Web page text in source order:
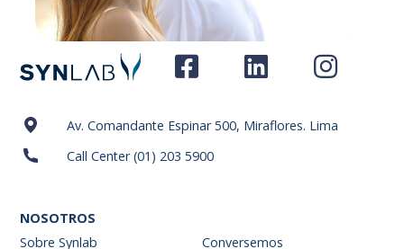
Av. Comandante Espinar 500, Miraflores. Lima
Call Center (01) 203 5900
NOSOTROS
Sobre Synlab
Conversemos